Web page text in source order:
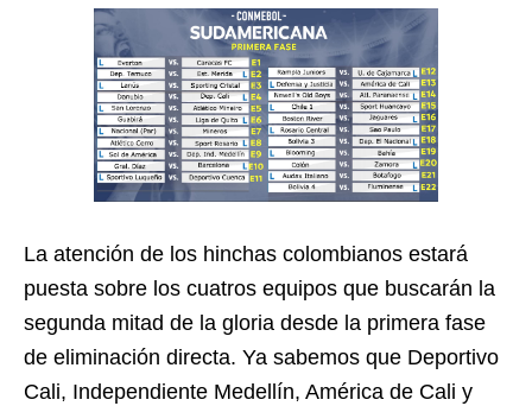
La atención de los hinchas colombianos estará
puesta sobre los cuatros equipos que buscarán la
segunda mitad de la gloria desde la primera fase
de eliminación directa. Ya sabemos que Deportivo
Cali, Independiente Medellín, América de Cali y